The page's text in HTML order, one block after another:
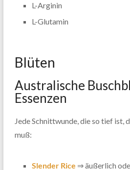
L-Arginin
L-Glutamin
Blüten
Australische
Essenzen
Jede Schnittwunde, die so tief ist,
muß:
Slender Rice ⇒ äußerlich